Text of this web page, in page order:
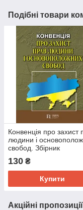
Подібні товари
Конвенція про захист
людини і
свобод. Збірник
130 ₴
Купити
Акційні